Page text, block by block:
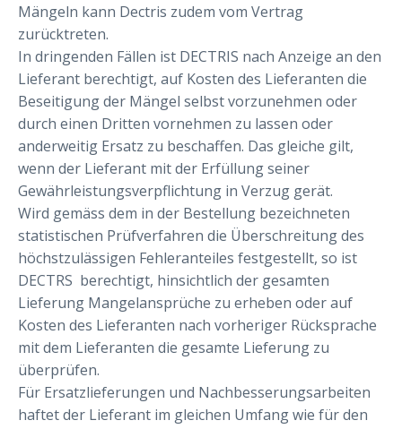
Mängeln kann Dectris zudem vom Vertrag
zurücktreten.
In dringenden Fällen ist DECTRIS nach Anzeige an den
Lieferant berechtigt, auf Kosten des Lieferanten die
Beseitigung der Mängel selbst vorzunehmen oder
durch einen Dritten vornehmen zu lassen oder
anderweitig Ersatz zu beschaffen. Das gleiche gilt,
wenn der Lieferant mit der Erfüllung seiner
Gewährleistungsverpflichtung in Verzug gerät.
Wird gemäss dem in der Bestellung bezeichneten
statistischen Prüfverfahren die Überschreitung des
höchstzulässigen Fehleranteiles festgestellt, so ist
DECTRS berechtigt, hinsichtlich der gesamten
Lieferung Mangelansprüche zu erheben oder auf
Kosten des Lieferanten nach vorheriger Rücksprache
mit dem Lieferanten die gesamte Lieferung zu
überprüfen.
Für Ersatzlieferungen und Nachbesserungsarbeiten
haftet der Lieferant im gleichen Umfang wie für den